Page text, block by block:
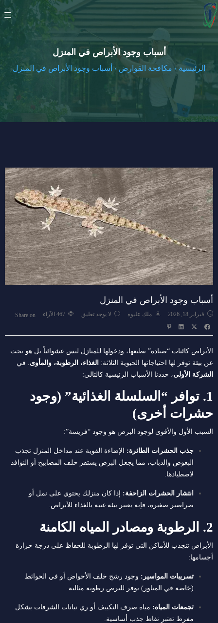
أسباب وجود الأبراص في المنزل
الرئيسية › مكافحة القوارض › أسباب وجود الأبراص في المنزل
أسباب وجود الأبراص في المنزل
فبراير 18, 2026 ملك عليوه لا يوجد تعليق الآراء Share on
الأبراص كائنات “صيادة” بطبعها، ودخولها للمنازل ليس عشوائياً بل هو بحث
عن بيئة توفر لها احتياجاتها الحيوية الثلاثة: الغذاء، الرطوبة، والمأوى . في
الشركة الأولى، حددنا الأسباب الرئيسية كالتالي:
1. توافر “السلسلة الغذائية” (وجود
حشرات أخرى)
السبب الأول والأقوى لوجود البرص هو وجود “فريسة”:
جذب الحشرات الطائرة: الإضاءة القوية عند مداخل المنزل تجذب
البعوض والذباب، مما يجعل البرص يستقر خلف المصابيح أو النوافذ
لاصطيادها.
انتشار الحشرات الزاحفة: إذا كان منزلك يحتوي على نمل أو
صراصير صغيرة، فإنه يعتبر بيئة غنية بالغذاء للأبراص.
2. الرطوبة ومصادر المياه الكامنة
الأبراص تنجذب للأماكن التي توفر لها الرطوبة للحفاظ على درجة حرارة
أجسامها:
تسريبات المواسير: وجود رشح خلف الأحواض أو في الحوائط
(خاصة في المناور) يوفر للبرص رطوبة مثالية.
تجمعات المياه: مياه صرف التكييف أو ري نباتات الشرفات بشكل
مفرط تعتبر نقاط جذب أساسية.